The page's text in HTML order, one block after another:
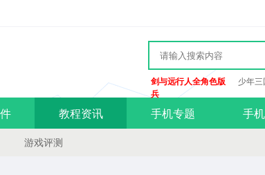
剑与远行人全角色版 少年
兵
教程资讯 手机专题 手
游戏评测